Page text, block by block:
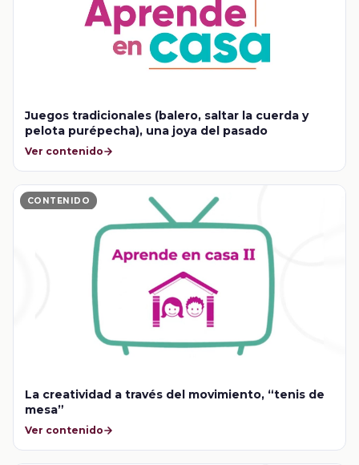
Juegos tradicionales (balero, saltar la cuerda y
pelota purépecha), una joya del pasado
Ver contenido
CONTENIDO
La creatividad a través del movimiento, “tenis de
mesa”
Ver contenido